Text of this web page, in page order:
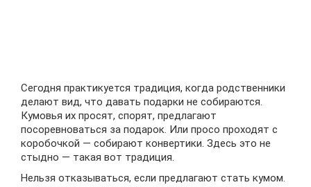
Сегодня практикуется традиция, когда родственники
делают вид, что давать подарки не собираются.
Кумовья их просят, спорят, предлагают
посоревноваться за подарок. Или просо проходят с
коробочкой — собирают конвертики. Здесь это не
стыдно — такая вот традиция.
Нельзя отказываться, если предлагают стать кумом.